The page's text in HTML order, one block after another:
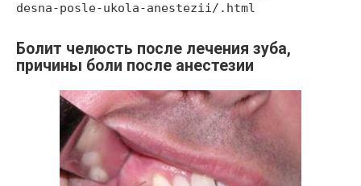
desna-posle-ukola-anestezii/.html
Болит челюсть после лечения зуба,
причины боли после анестезии